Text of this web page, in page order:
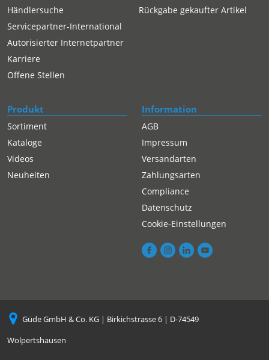
Händlersuche
Servicepartner-International
Autorisierter Internetpartner
Karriere
Offene Stellen
Rückgabe gekaufter Artikel
Produkt
Sortiment
Kataloge
Videos
Neuheiten
Information
AGB
Impressum
Versandarten
Zahlungsarten
Compliance
Datenschutz
Cookie-Einstellungen
Güde GmbH & Co. KG | Birkichstrasse 6 | D-74549
Wolpertshausen